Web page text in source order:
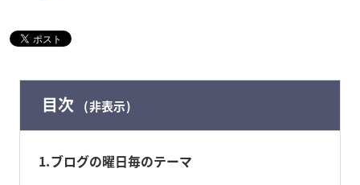
目次 非表示
1 ブログの曜日毎のテーマ